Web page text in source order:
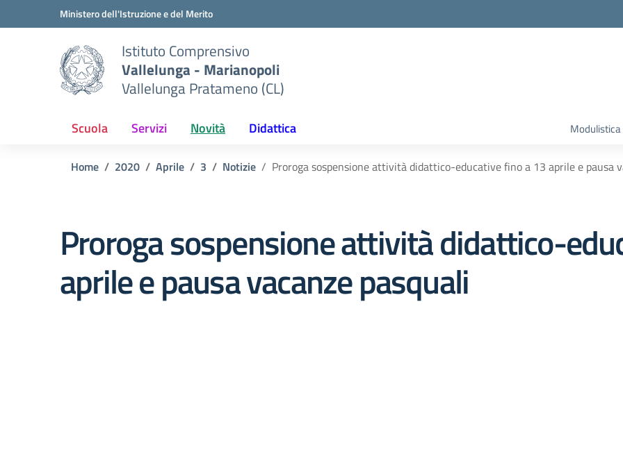
Vai ai contenuti
Vai al menu di navigazioneMinistero dell'Istruzione e del Merito
Istituto Comprensivo
Vallelunga - Marianopoli
Vallelunga Pratameno (CL)
Scuola Servizi Novità Didattica Modulistica
Home 2020 Aprile 3 Notizie Proroga sospensione attività didattico-educative fino a 13 aprile e pausa
Proroga sospensione attività didattico-
aprile e pausa vacanze pasquali